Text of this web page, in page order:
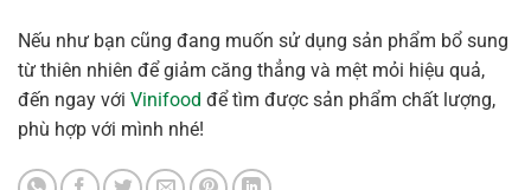
Nếu như bạn cũng đang muốn sử dụng sản phẩm bổ sung
từ thiên nhiên để giảm căng thẳng và mệt mỏi hiệu quả,
đến ngay với Vinifood để tìm được sản phẩm chất lượng,
phù hợp với mình nhé!